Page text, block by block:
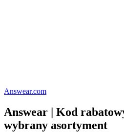
Answear.com
Answear | Kod
wybrany asortyment